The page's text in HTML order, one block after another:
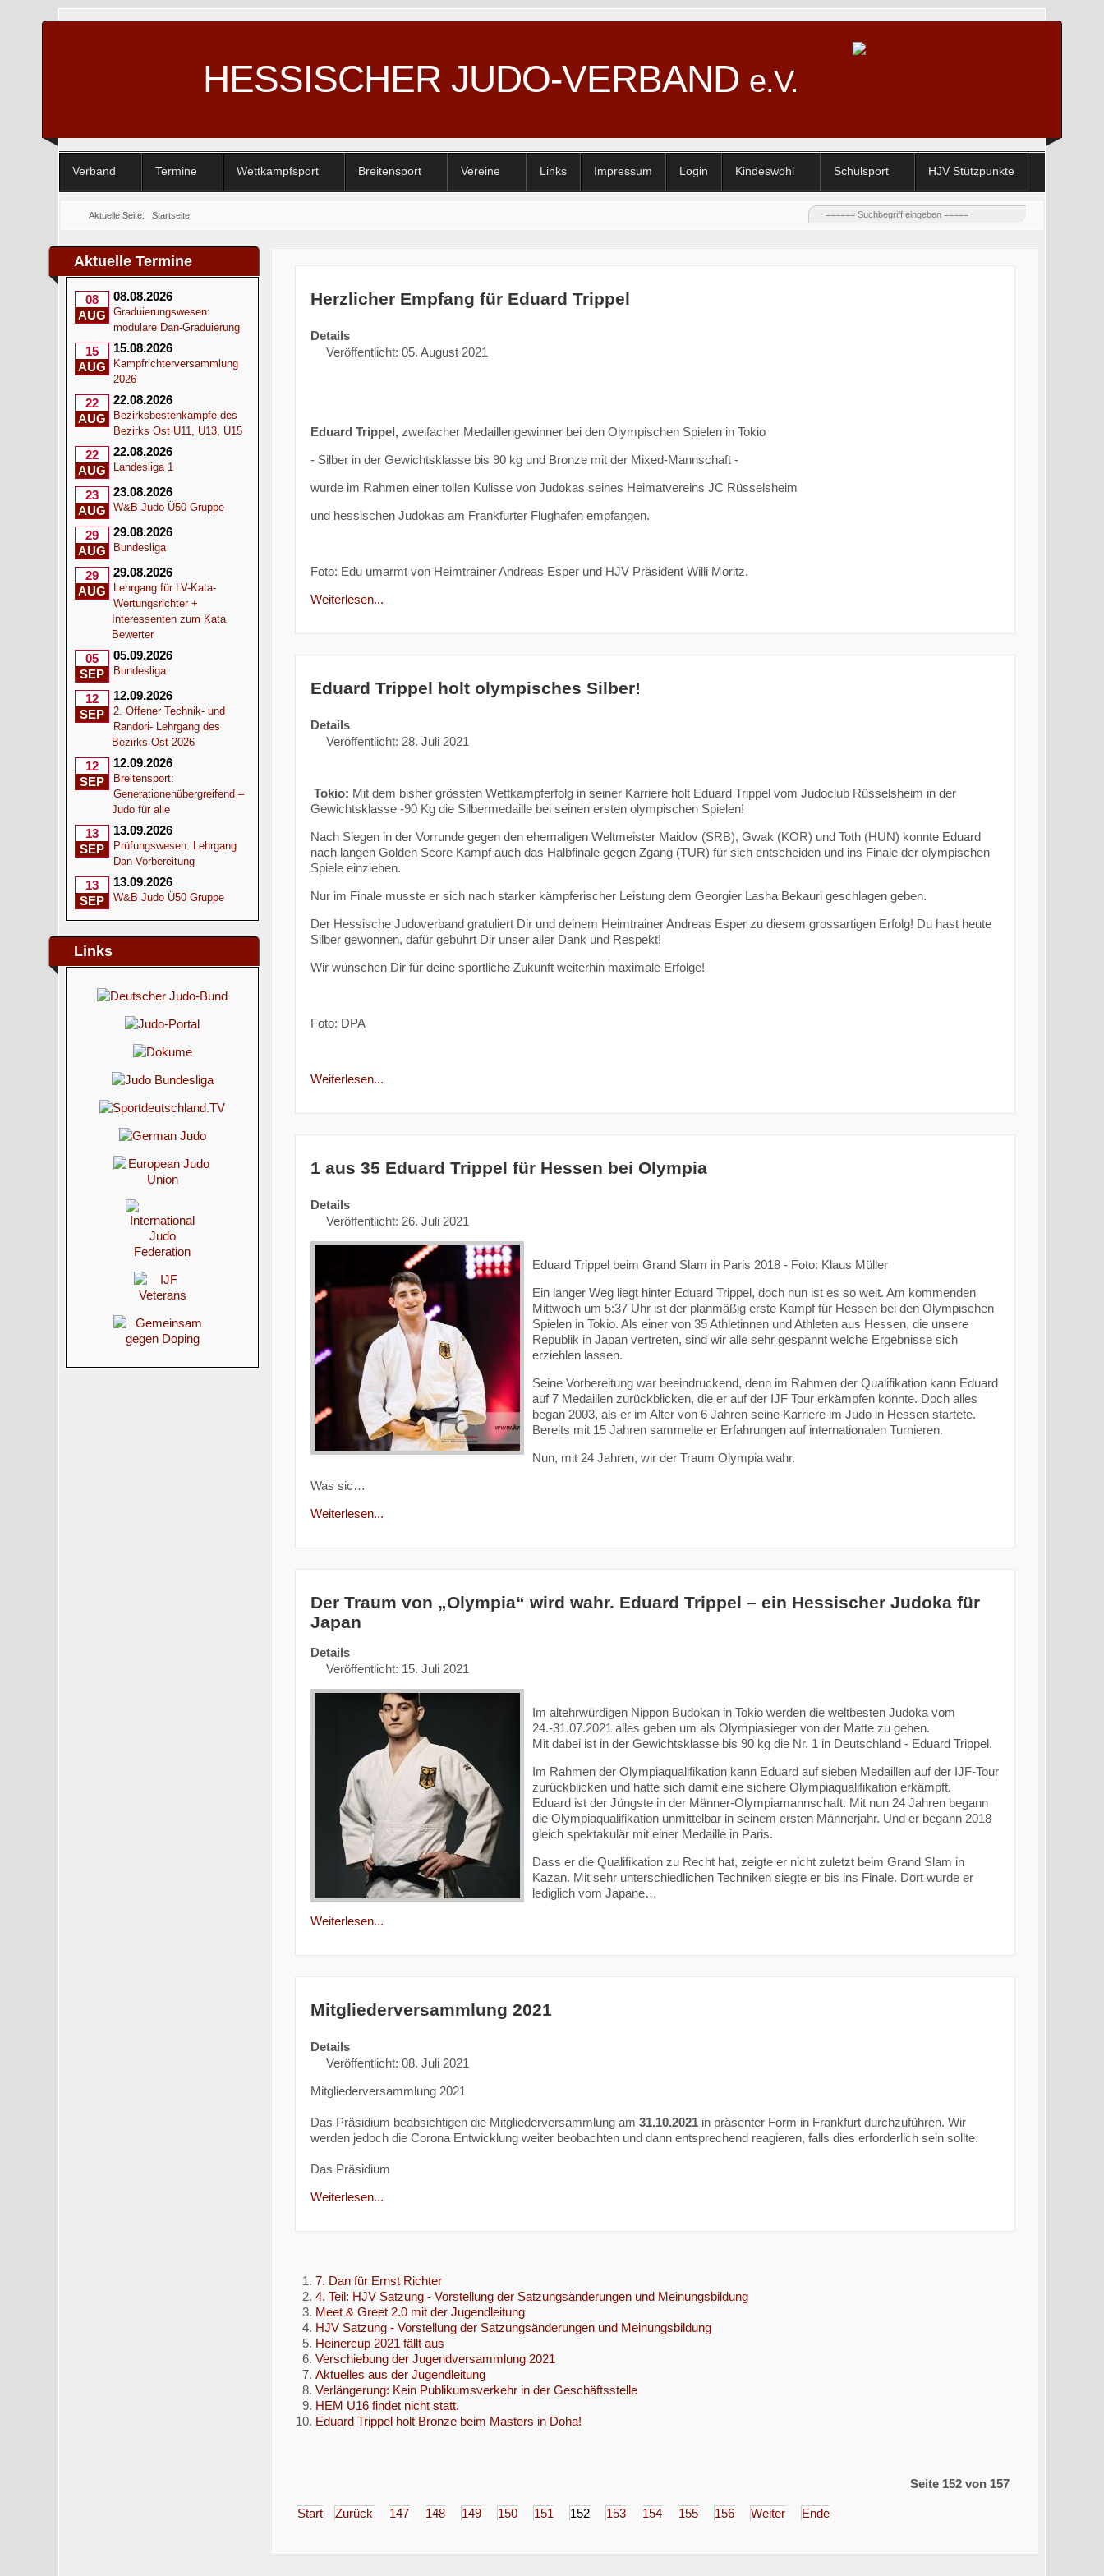
HESSISCHER JUDO-VERBAND e.V.
Verband Termine Wettkampfsport Breitensport Vereine Links Impressum Login Kindeswohl Schulsport HJV Stützpunkte
Aktuelle Seite:Startseite
Aktuelle Termine
08
AUG
08.08.2026
Graduierungswesen:
modulare Dan-Graduierung
15
AUG
15.08.2026
Kampfrichterversammlung
2026
22
AUG
22.08.2026
Bezirksbestenkämpfe des
Bezirks Ost U11, U13, U15
22
AUG
22.08.2026
Landesliga 1
23
AUG
23.08.2026
W&B Judo Ü50 Gruppe
29
AUG
29.08.2026
Bundesliga
29
AUG
29.08.2026
Lehrgang für LV-Kata-
Wertungsrichter +
Interessenten zum Kata
Bewerter
05
SEP
05.09.2026
Bundesliga
12
SEP
12.09.2026
2. Offener Technik- und
Randori- Lehrgang des
Bezirks Ost 2026
12
SEP
12.09.2026
Breitensport:
Generationenübergreifend –
Judo für alle
13
SEP
13.09.2026
Prüfungswesen: Lehrgang
Dan-Vorbereitung
13
SEP
13.09.2026
W&B Judo Ü50 Gruppe
Links
Herzlicher Empfang für Eduard Trippel
Details
Veröffentlicht: 05. August 2021
Eduard Trippel,zweifacher Medaillengewinner bei den Olympischen Spielen in Tokio
- Silber in der Gewichtsklasse bis 90 kg und Bronze mit der Mixed-Mannschaft -
wurde im Rahmen einer tollen Kulisse von Judokas seines Heimatvereins JC Rüsselsheim
und hessischen Judokas am Frankfurter Flughafen empfangen.
Foto: Edu umarmt von Heimtrainer Andreas Esper und HJV Präsident Willi Moritz.
Weiterlesen...
Eduard Trippel holt olympisches Silber!
Details
Veröffentlicht: 28. Juli 2021
Tokio: Mit dem bisher grössten Wettkampferfolg in seiner Karriere holt Eduard Trippel vom Judoclub Rüsselsheim in der
Gewichtsklasse -90 Kg die Silbermedaille bei seinen ersten olympischen Spielen!
Nach Siegen in der Vorrunde gegen den ehemaligen Weltmeister Maidov (SRB), Gwak (KOR) und Toth (HUN) konnte Eduard
nach langen Golden Score Kampf auch das Halbfinale gegen Zgang (TUR) für sich entscheiden und ins Finale der olympischen
Spiele einziehen.
Nur im Finale musste er sich nach starker kämpferischer Leistung dem Georgier Lasha Bekauri geschlagen geben.
Der Hessische Judoverband gratuliert Dir und deinem Heimtrainer Andreas Esper zu diesem grossartigen Erfolg! Du hast heute
Silber gewonnen, dafür gebührt Dir unser aller Dank und Respekt!
Wir wünschen Dir für deine sportliche Zukunft weiterhin maximale Erfolge!
Foto: DPA
Weiterlesen...
1 aus 35 Eduard Trippel für Hessen bei Olympia
Details
Veröffentlicht: 26. Juli 2021
Eduard Trippel beim Grand Slam in Paris 2018 - Foto: Klaus Müller
Ein langer Weg liegt hinter Eduard Trippel, doch nun ist es so weit. Am kommenden
Mittwoch um 5:37 Uhr ist der planmäßig erste Kampf für Hessen bei den Olympischen
Spielen in Tokio. Als einer von 35 Athletinnen und Athleten aus Hessen, die unsere
Republik in Japan vertreten, sind wir alle sehr gespannt welche Ergebnisse sich
erziehlen lassen.
Seine Vorbereitung war beeindruckend, denn im Rahmen der Qualifikation kann Eduard
auf 7 Medaillen zurückblicken, die er auf der IJF Tour erkämpfen konnte. Doch alles
began 2003, als er im Alter von 6 Jahren seine Karriere im Judo in Hessen startete.
Bereits mit 15 Jahren sammelte er Erfahrungen auf internationalen Turnieren.
Nun, mit 24 Jahren, wir der Traum Olympia wahr.
Was sic…
Weiterlesen...
Der Traum von „Olympia“ wird wahr. Eduard Trippel – ein Hessischer Judoka für
Japan
Details
Veröffentlicht: 15. Juli 2021
Im altehrwürdigen Nippon Budōkan in Tokio werden die weltbesten Judoka vom
24.-31.07.2021 alles geben um als Olympiasieger von der Matte zu gehen.
Mit dabei ist in der Gewichtsklasse bis 90 kg die Nr. 1 in Deutschland - Eduard Trippel.
Im Rahmen der Olympiaqualifikation kann Eduard auf sieben Medaillen auf der IJF-Tour
zurückblicken und hatte sich damit eine sichere Olympiaqualifikation erkämpft.
Eduard ist der Jüngste in der Männer-Olympiamannschaft. Mit nun 24 Jahren begann
die Olympiaqualifikation unmittelbar in seinem ersten Männerjahr. Und er begann 2018
gleich spektakulär mit einer Medaille in Paris.
Dass er die Qualifikation zu Recht hat, zeigte er nicht zuletzt beim Grand Slam in
Kazan. Mit sehr unterschiedlichen Techniken siegte er bis ins Finale. Dort wurde er
lediglich vom Japane…
Weiterlesen...
Mitgliederversammlung 2021
Details
Veröffentlicht: 08. Juli 2021
Mitgliederversammlung 2021
Das Präsidium beabsichtigen die Mitgliederversammlung am 31.10.2021in präsenter Form in Frankfurt durchzuführen. Wir
werden jedoch die Corona Entwicklung weiter beobachten und dann entsprechend reagieren, falls dies erforderlich sein sollte.
Das Präsidium
Weiterlesen...
7. Dan für Ernst Richter
4. Teil: HJV Satzung - Vorstellung der Satzungsänderungen und Meinungsbildung
Meet & Greet 2.0 mit der Jugendleitung
HJV Satzung - Vorstellung der Satzungsänderungen und Meinungsbildung
Heinercup 2021 fällt aus
Verschiebung der Jugendversammlung 2021
Aktuelles aus der Jugendleitung
Verlängerung: Kein Publikumsverkehr in der Geschäftsstelle
HEM U16 findet nicht statt.
Eduard Trippel holt Bronze beim Masters in Doha!
Seite 152 von 157
Start Zurück 147 148 149 150 151 152 153 154 155 156 Weiter Ende